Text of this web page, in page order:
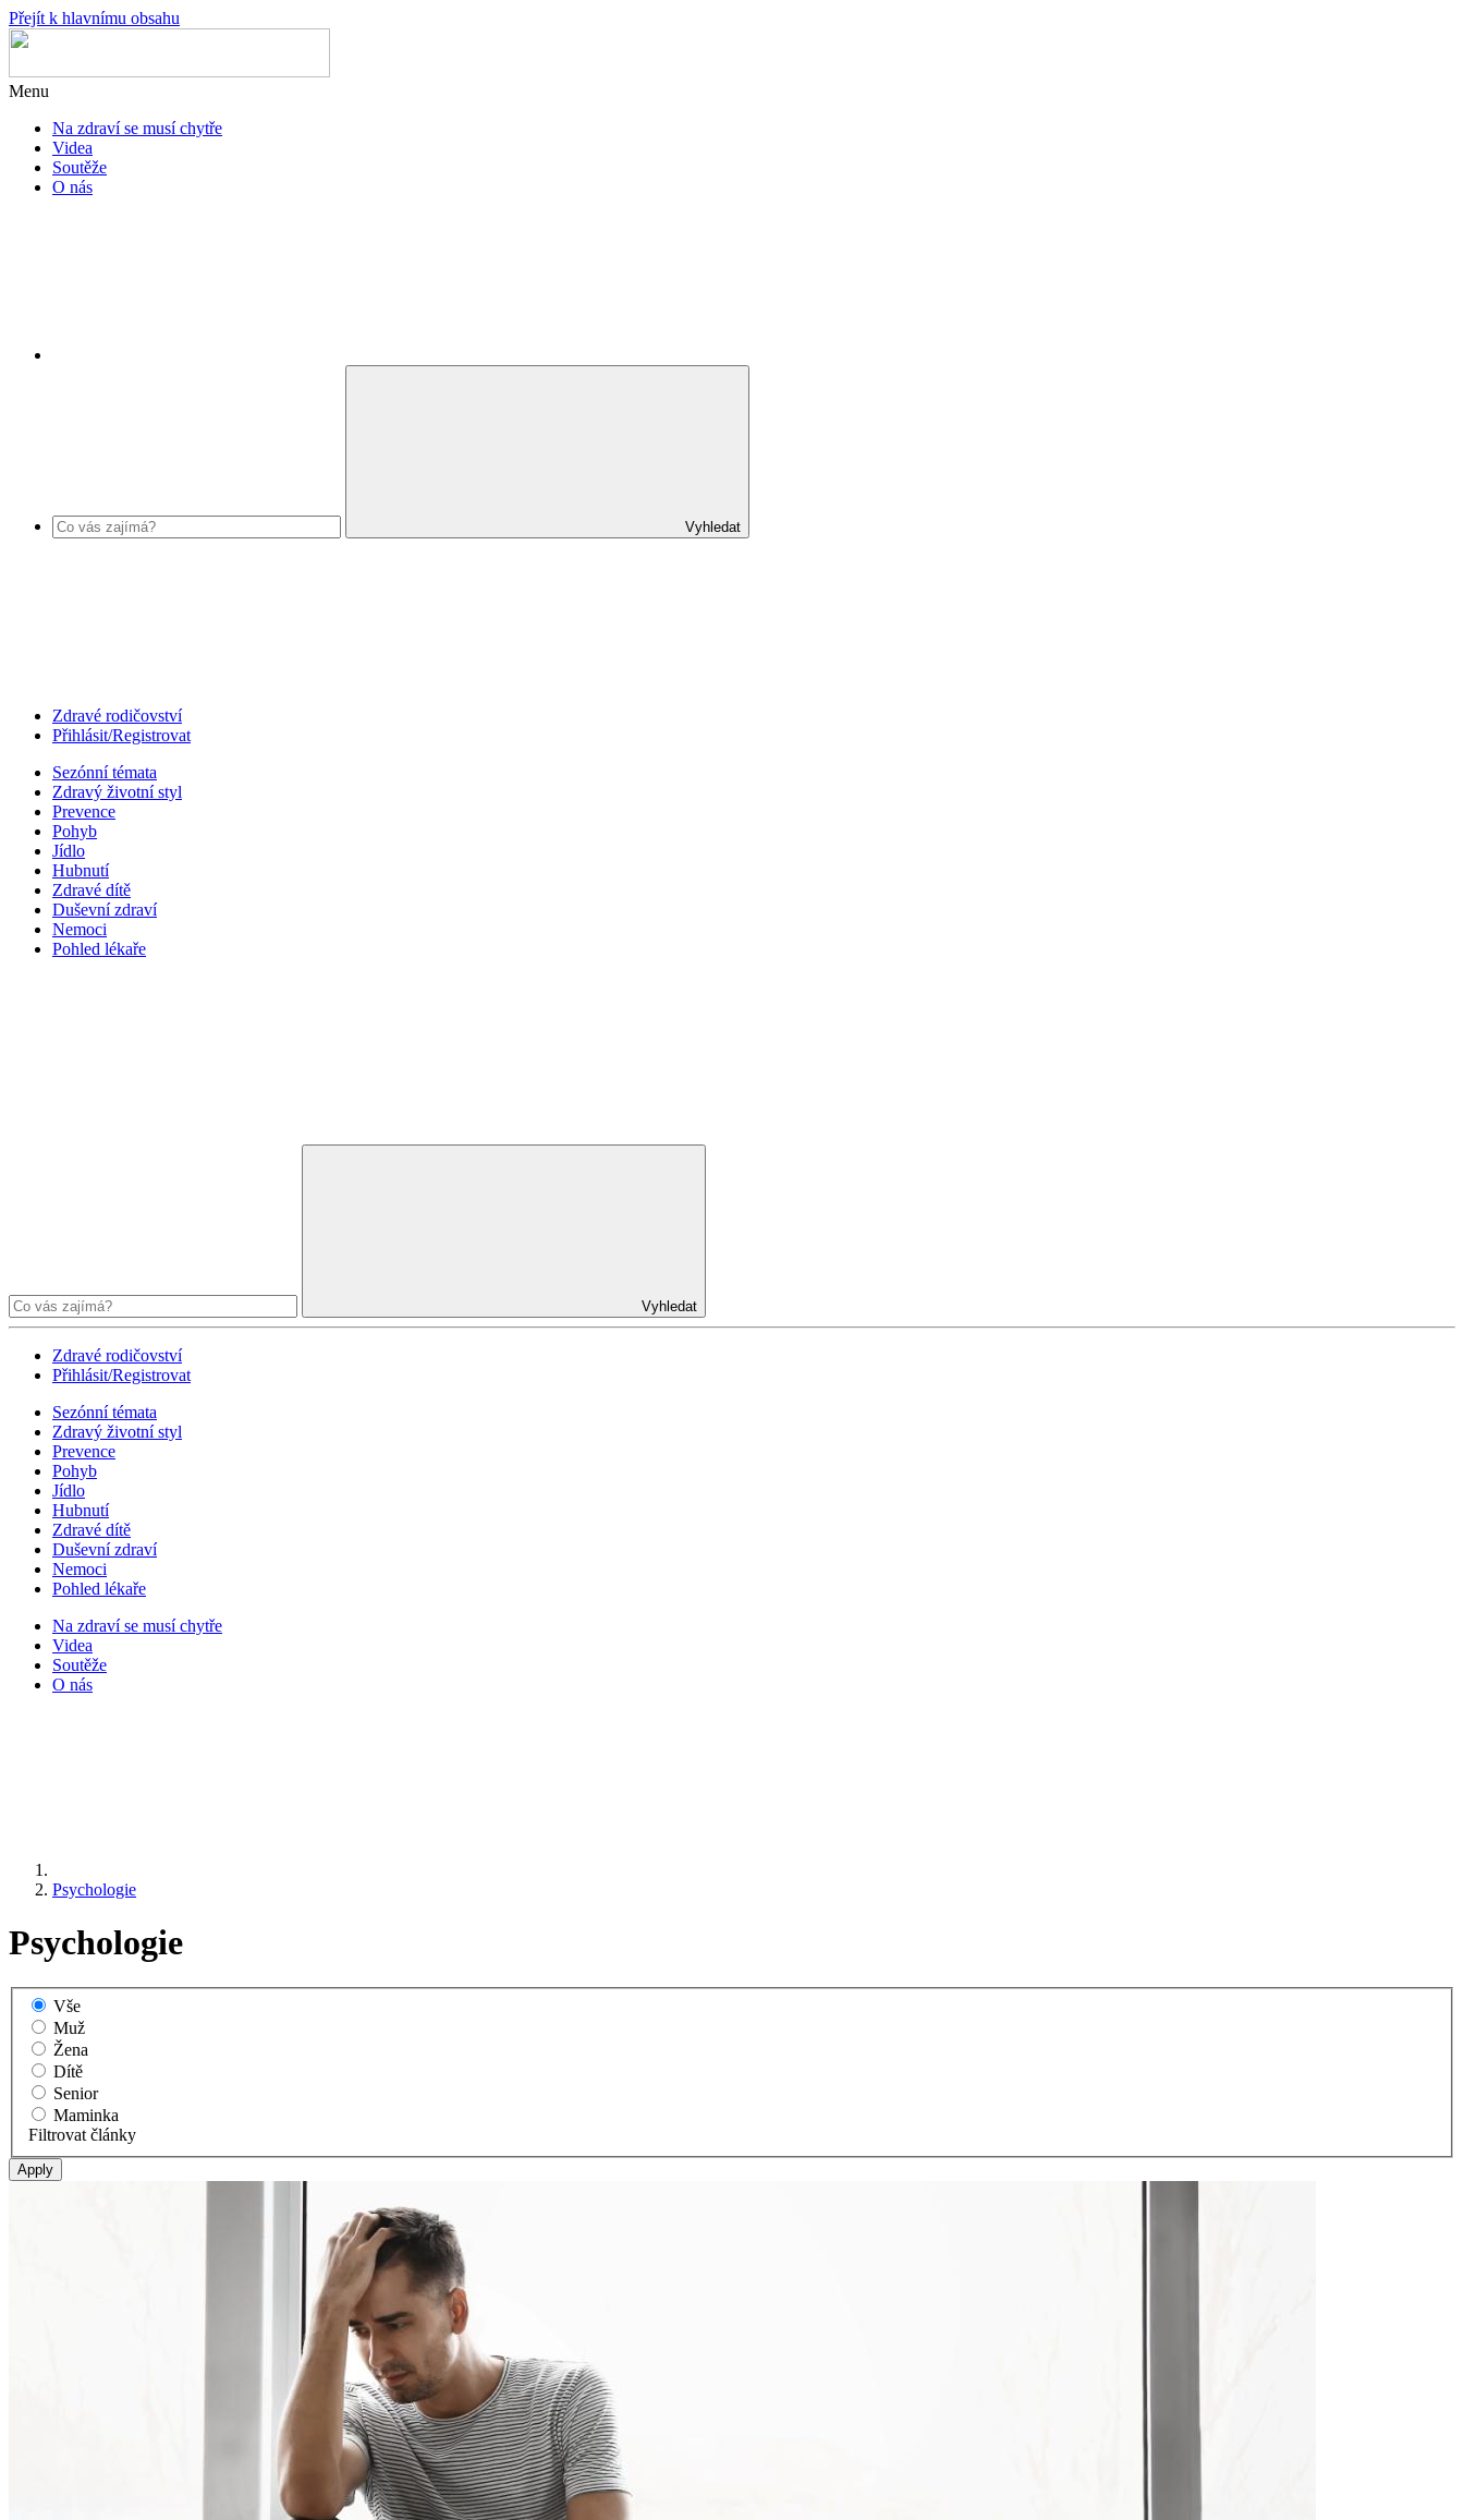
Přejít k hlavnímu obsahu
Menu
Na zdraví se musí chytře
Videa
Soutěže
O nás
Vyhledat
Zdravé rodičovství
Přihlásit/Registrovat
Sezónní témata
Zdravý životní styl
Prevence
Pohyb
Jídlo
Hubnutí
Zdravé dítě
Duševní zdraví
Nemoci
Pohled lékaře
Vyhledat
Zdravé rodičovství
Přihlásit/Registrovat
Sezónní témata
Zdravý životní styl
Prevence
Pohyb
Jídlo
Hubnutí
Zdravé dítě
Duševní zdraví
Nemoci
Pohled lékaře
Na zdraví se musí chytře
Videa
Soutěže
O nás
Psychologie
Psychologie
Vše
Muž
Žena
Dítě
Senior
Maminka
Filtrovat články